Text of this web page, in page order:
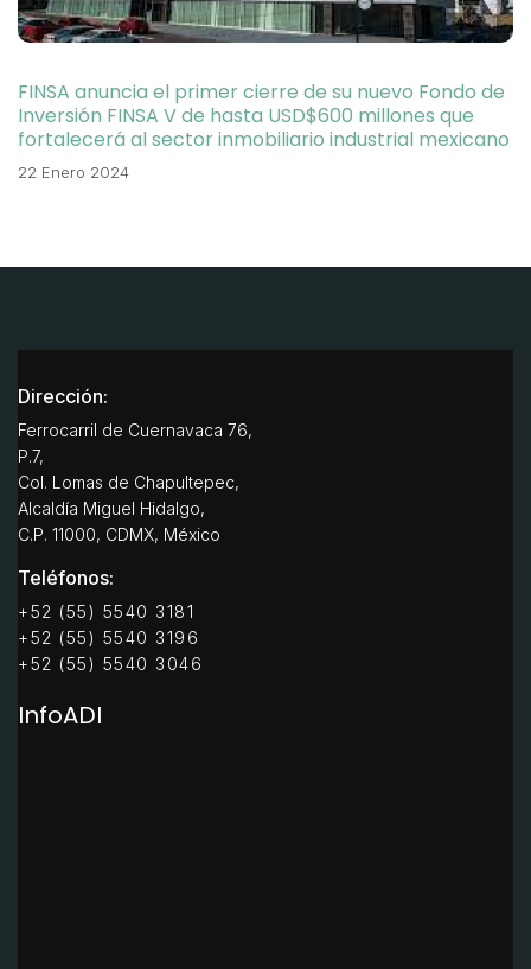
FINSA anuncia el primer cierre de su nuevo Fondo de
Inversión FINSA V de hasta USD$600 millones que
fortalecerá al sector inmobiliario industrial mexicano
22 Enero 2024
Dirección:
Ferrocarril de Cuernavaca 76,
P.7,
Col. Lomas de Chapultepec,
Alcaldía Miguel Hidalgo,
C.P. 11000, CDMX, México
Teléfonos:
+52 (55) 5540 3181
+52 (55) 5540 3196
+52 (55) 5540 3046
InfoADI